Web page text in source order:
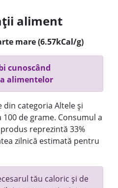
aliment
mare (6.57kCal/g)
cunoscând
alimentelor
din categoria Altele și
de grame. Consumul a
reprezintă 33%
zilnică estimată pentru
tău caloric și de